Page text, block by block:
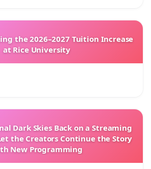
the 2026–2027 Tuition Increase
at Rice University
Dark Skies Back on a Streaming
the Creators Continue the Story
New Programming